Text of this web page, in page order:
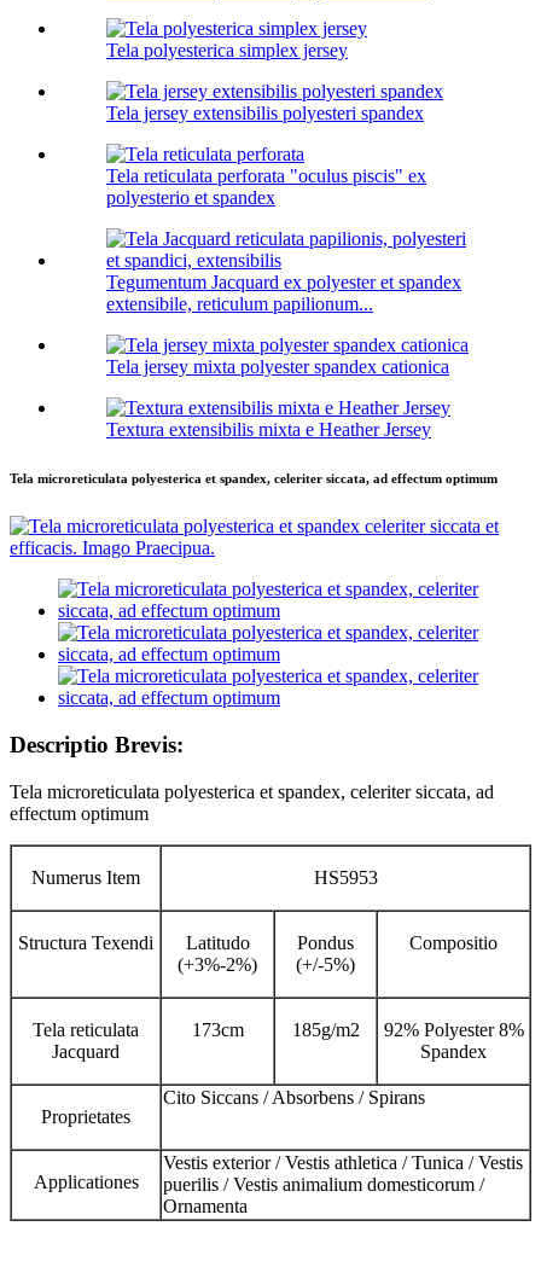
Tela polyesterica simplex jersey
Tela jersey extensibilis polyesteri spandex
Tela reticulata perforata "oculus piscis" ex
polyesterio et spandex
Tegumentum Jacquard ex polyester et spandex
extensibile, reticulum papilionum...
Tela jersey mixta polyester spandex cationica
Textura extensibilis mixta e Heather Jersey
Tela microreticulata polyesterica et spandex, celeriter siccata, ad effectum optimum
Descriptio Brevis:
Tela microreticulata polyesterica et spandex, celeriter siccata, ad
effectum optimum
Numerus Item HS5953
Structura Texendi
Latitudo
(+3%-2%)
Pondus
(+/-5%)
Compositio
Tela reticulata
Jacquard
173cm 185g/m2
92% Polyester 8%
Spandex
Proprietates
Cito Siccans / Absorbens / Spirans
Applicationes
Vestis exterior / Vestis athletica / Tunica / Vestis
puerilis / Vestis animalium domesticorum /
Ornamenta